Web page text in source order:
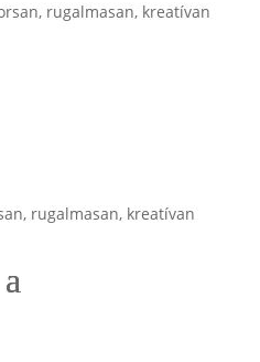
rugalmasan, kreatívan
rugalmasan, kreatívan